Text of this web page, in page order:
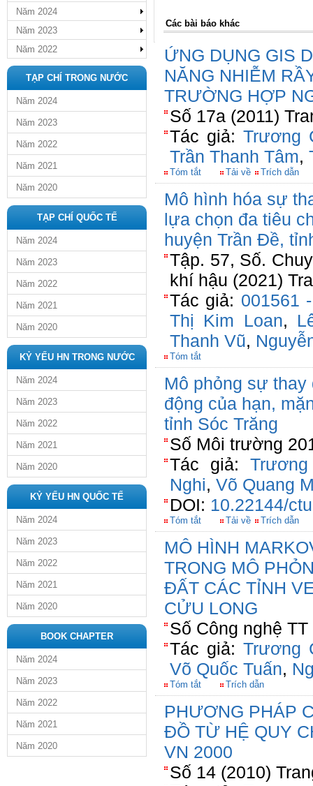
Năm 2024
Năm 2023
Năm 2022
TẠP CHÍ TRONG NƯỚC
Năm 2024
Năm 2023
Năm 2022
Năm 2021
Năm 2020
TẠP CHÍ QUỐC TẾ
Năm 2024
Năm 2023
Năm 2022
Năm 2021
Năm 2020
KỶ YẾU HN TRONG NƯỚC
Năm 2024
Năm 2023
Năm 2022
Năm 2021
Năm 2020
KỶ YẾU HN QUỐC TẾ
Năm 2024
Năm 2023
Năm 2022
Năm 2021
Năm 2020
BOOK CHAPTER
Năm 2024
Năm 2023
Năm 2022
Năm 2021
Năm 2020
Các bài báo khác
ỨNG DỤNG GIS
NĂNG NHIỄM
TRƯỜNG HỢP
Số 17a (2011)
Tác giả: Trương
Trần Thanh Tâm,
Tóm tắt Tải về Trích dẫn
Mô hình hóa sự
lựa chọn đa tiêu
huyện Trần Đề,
Tập. 57, Số.
khí hậu (2021)
Tác giả: 001561
Thị Kim Loan,
Thanh Vũ,
Tóm tắt
Mô phỏng sự
động của hạn,
tỉnh Sóc Trăng
Số Môi trường
Tác giả:
Nghi, Võ Quang
DOI: 10.22144/
Tóm tắt Tải về Trích dẫn
MÔ HÌNH
TRONG MÔ
ĐẤT CÁC TỈNH
CỬU LONG
Số Công nghệ
Tác giả: Trương
Võ Quốc Tuấn,
Tóm tắt Trích dẫn
PHƯƠNG PHÁP
ĐỒ TỪ HỆ QUY
VN 2000
Số 14 (2010)